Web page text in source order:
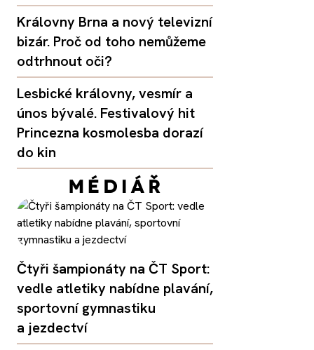
Královny Brna a nový televizní
bizár. Proč od toho nemůžeme
odtrhnout oči?
Lesbické královny, vesmír a
únos bývalé. Festivalový hit
Princezna kosmolesba dorazí
do kin
Čtyři šampionáty na ČT Sport:
vedle atletiky nabídne plavání,
sportovní gymnastiku
a jezdectví